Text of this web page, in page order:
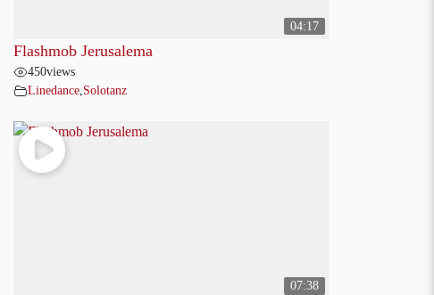
04:17
Flashmob Jerusalema
450views
Linedance,Solotanz
07:38